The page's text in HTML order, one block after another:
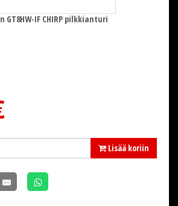
GT8HW-IF CHIRP pilkkianturi
Lisää koriin